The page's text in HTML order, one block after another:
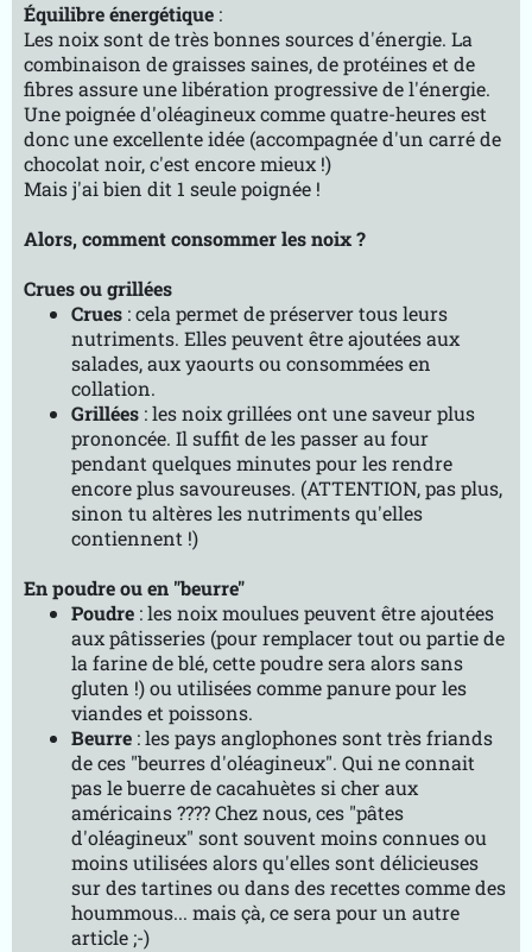
Équilibre énergétique :
Les noix sont de très bonnes sources d'énergie. La
combinaison de graisses saines, de protéines et de
fibres assure une libération progressive de l'énergie.
Une poignée d'oléagineux comme quatre-heures est
donc une excellente idée (accompagnée d'un carré de
chocolat noir, c'est encore mieux !)
Mais j'ai bien dit 1 seule poignée !
Alors, comment consommer les noix ?
Crues ou grillées
Crues : cela permet de préserver tous leurs
nutriments. Elles peuvent être ajoutées aux
salades, aux yaourts ou consommées en
collation.
Grillées : les noix grillées ont une saveur plus
prononcée. Il suffit de les passer au four
pendant quelques minutes pour les rendre
encore plus savoureuses. (ATTENTION, pas plus,
sinon tu altères les nutriments qu'elles
contiennent !)
En poudre ou en "beurre"
Poudre : les noix moulues peuvent être ajoutées
aux pâtisseries (pour remplacer tout ou partie de
la farine de blé, cette poudre sera alors sans
gluten !) ou utilisées comme panure pour les
viandes et poissons.
Beurre : les pays anglophones sont très friands
de ces "beurres d'oléagineux". Qui ne connait
pas le buerre de cacahuètes si cher aux
américains ???? Chez nous, ces "pâtes
d'oléagineux" sont souvent moins connues ou
moins utilisées alors qu'elles sont délicieuses
sur des tartines ou dans des recettes comme des
hoummous... mais çà, ce sera pour un autre
article ;-)